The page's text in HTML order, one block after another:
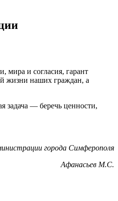
мира и согласия, гарант
жизни наших граждан, а
задача — беречь ценности,
города Симферополя
Афанасьев М.С.